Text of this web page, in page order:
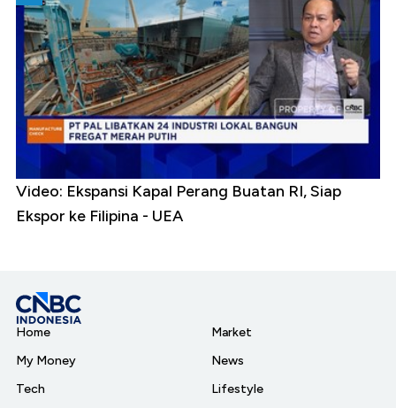
Video: Ekspansi Kapal Perang Buatan RI, Siap
Ekspor ke Filipina - UEA
Home
My Money
Tech
Market
News
Lifestyle